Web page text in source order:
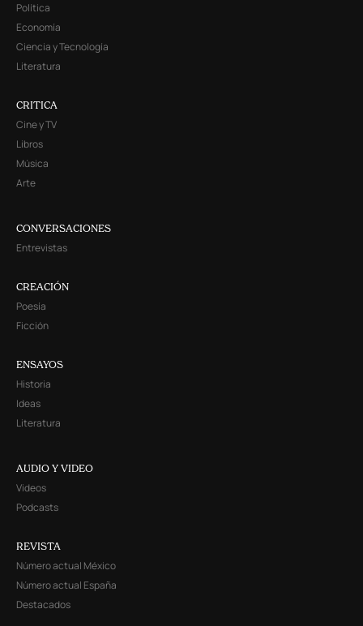
Política
Economía
Ciencia y Tecnología
Literatura
CRITICA
Cine y TV
Libros
Música
Arte
CONVERSACIONES
Entrevistas
CREACIÓN
Poesía
Ficción
ENSAYOS
Historia
Ideas
Literatura
AUDIO Y VIDEO
Videos
Podcasts
REVISTA
Número actual México
Número actual España
Destacados